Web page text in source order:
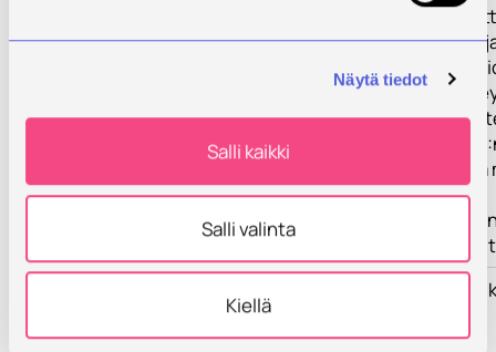
Näytä tiedot
Salli kaikki
Salli valinta
Kiellä
roolissa
pienkattiloiden
päästöjen
Savonian ja
voidaan
bioöljyjen
osaamis- ja
Hanke jakautuu